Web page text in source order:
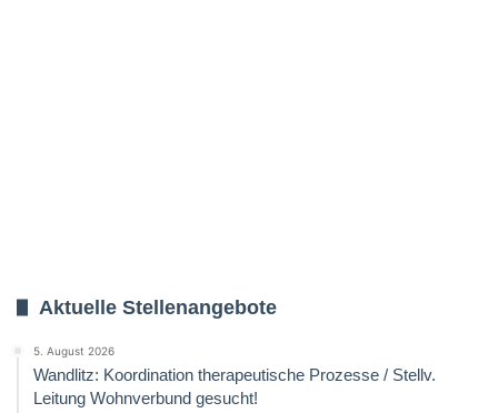
Aktuelle Stellenangebote
5. August 2026
Wandlitz: Koordination therapeutische Prozesse / Stellv.
Leitung Wohnverbund gesucht!